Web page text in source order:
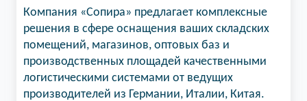
Компания «Сопира» предлагает комплексные
решения в сфере оснащения ваших складских
помещений, магазинов, оптовых баз и
производственных площадей качественными
логистическими системами от ведущих
производителей из Германии, Италии, Китая.